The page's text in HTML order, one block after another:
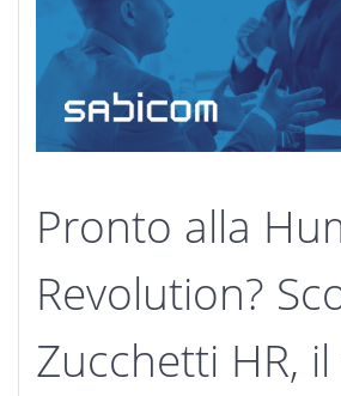
Pronto alla
Revolution?
Zucchetti HR,